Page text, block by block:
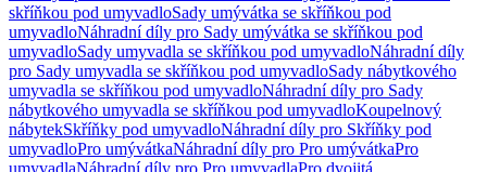
skříňkou pod umyvadloSady umývátka se skříňkou pod
umyvadloNáhradní díly pro Sady umývátka se skříňkou pod
umyvadloSady umyvadla se skříňkou pod umyvadloNáhradní díly
pro Sady umyvadla se skříňkou pod umyvadloSady nábytkového
umyvadla se skříňkou pod umyvadloNáhradní díly pro Sady
nábytkového umyvadla se skříňkou pod umyvadloKoupelnový
nábytekSkříňky pod umyvadloNáhradní díly pro Skříňky pod
umyvadloPro umývátkaNáhradní díly pro Pro umývátkaPro
umyvadlaNáhradní díly pro Pro umyvadlaPro dvojitá